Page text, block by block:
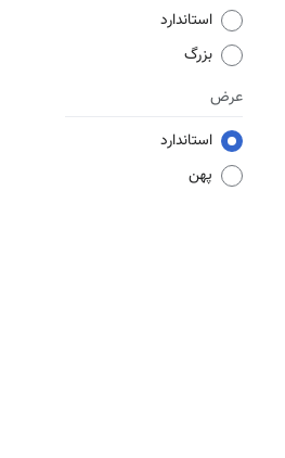
استاندارد
بزرگ
عرض
استاندارد
پهن